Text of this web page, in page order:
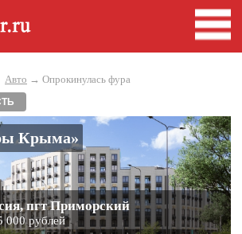
Авто → Опрокинулась фура
Крыма»
пгт Приморский
000 рублей